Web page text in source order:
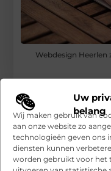
Uw
belang
Wij maken gebruik van
aan onze website zo
technologieën geven ons
diensten kunnen
worden gebruikt voor het
Webdesign
Snelle sfeerverbetering
Een deur die open blijft
Sitcon: Specialist in
detectietechnologie